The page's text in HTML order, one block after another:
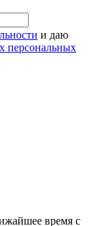
и даю
персональных
время с